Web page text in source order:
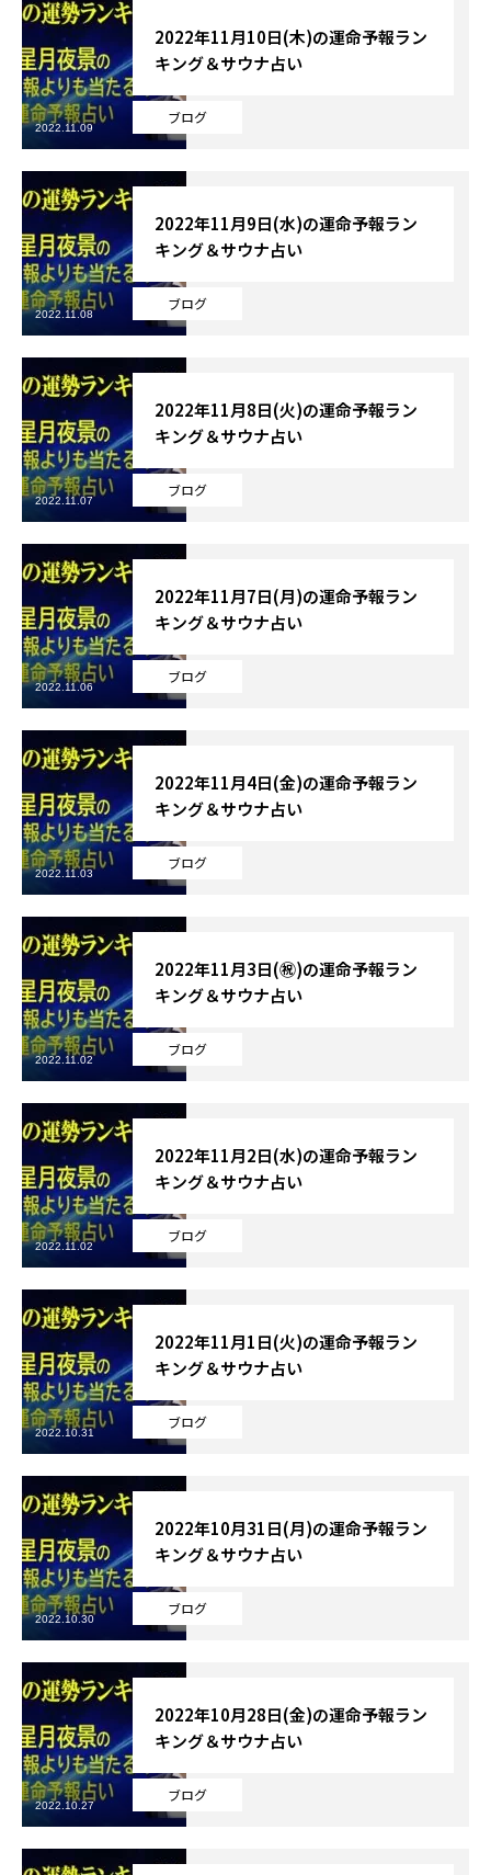
ブログ
2022年11月10日(木)の運命予報ラン
キング＆サウナ占い
2022.11.09
ブログ
2022年11月9日(水)の運命予報ラン
キング＆サウナ占い
2022.11.08
ブログ
2022年11月8日(火)の運命予報ラン
キング＆サウナ占い
2022.11.07
ブログ
2022年11月7日(月)の運命予報ラン
キング＆サウナ占い
2022.11.06
ブログ
2022年11月4日(金)の運命予報ラン
キング＆サウナ占い
2022.11.03
ブログ
2022年11月3日(㊗)の運命予報ラン
キング＆サウナ占い
2022.11.02
ブログ
2022年11月2日(水)の運命予報ラン
キング＆サウナ占い
2022.11.02
ブログ
2022年11月1日(火)の運命予報ラン
キング＆サウナ占い
2022.10.31
ブログ
2022年10月31日(月)の運命予報ラン
キング＆サウナ占い
2022.10.30
ブログ
2022年10月28日(金)の運命予報ラン
キング＆サウナ占い
2022.10.27